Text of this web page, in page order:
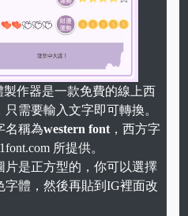
Unmute
製作器是一款免費的線上西
需要輸入文字即可轉換。
名稱為western font ，西方字
所提供。
片是正方型的，你可以選擇
字體，然後再貼到IG裡面改